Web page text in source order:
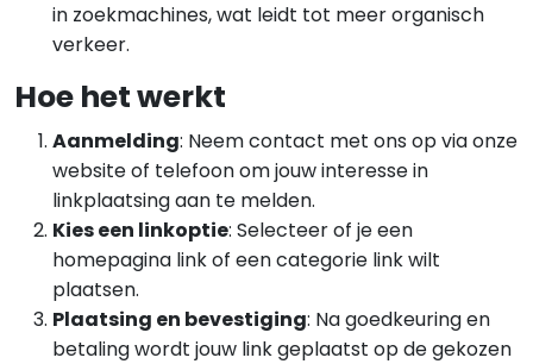
in zoekmachines, wat leidt tot meer organisch
verkeer.
Hoe het werkt
Aanmelding: Neem contact met ons op via onze
website of telefoon om jouw interesse in
linkplaatsing aan te melden.
Kies een linkoptie: Selecteer of je een
homepagina link of een categorie link wilt
plaatsen.
Plaatsing en bevestiging: Na goedkeuring en
betaling wordt jouw link geplaatst op de gekozen